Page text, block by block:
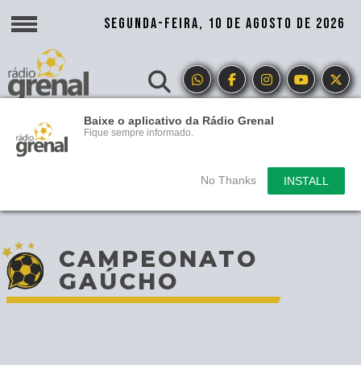
Baixe o aplicativo da Rádio Grenal
Fique sempre informado.
No Thanks INSTALL
SEGUNDA-FEIRA, 10 DE AGOSTO DE 2026
CAMPEONATO
GAÚCHO